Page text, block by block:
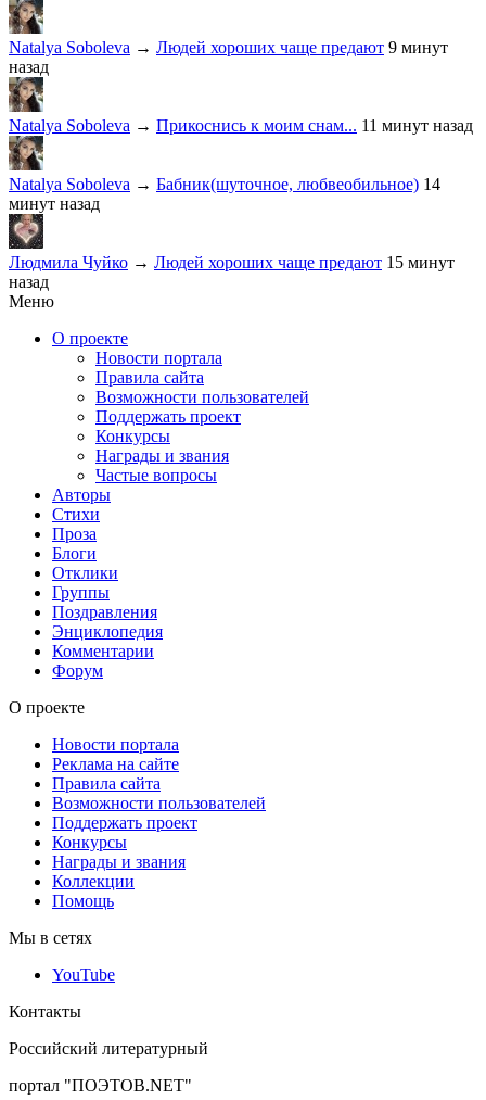
Natalya Soboleva → Людей хороших чаще предают 9 минут
назад
Natalya Soboleva → Прикоснись к моим снам... 11 минут назад
Natalya Soboleva → Бабник(шуточное, любвеобильное) 14
минут назад
Людмила Чуйко → Людей хороших чаще предают 15 минут
назад
Меню
О проекте
Новости портала
Правила сайта
Возможности пользователей
Поддержать проект
Конкурсы
Награды и звания
Частые вопросы
Авторы
Стихи
Проза
Блоги
Отклики
Группы
Поздравления
Энциклопедия
Комментарии
Форум
О проекте
Новости портала
Реклама на сайте
Правила сайта
Возможности пользователей
Поддержать проект
Конкурсы
Награды и звания
Коллекции
Помощь
Мы в сетях
YouTube
Контакты
Российский литературный
портал "ПОЭТОВ.NET"